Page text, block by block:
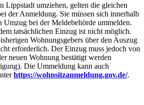
Lippstadt umziehen, gelten die gleichen
der Anmeldung. Sie müssen sich innerhalb
Umzug bei der Meldebehörde ummelden.
tatsächlichen Einzug ist nicht möglich.
Wohnungsgebers über den Auszug
erforderlich. Der Einzug muss jedoch von
neuen Wohnung bestätigt werden
Die Ummeldung kann auch
https://wohnsitzanmeldung.gov.de/.